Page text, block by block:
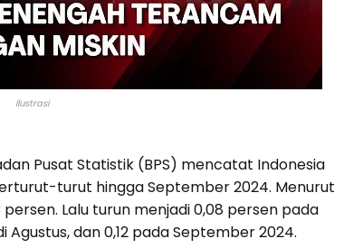
Ilustrasi
Pusat Statistik (BPS) mencatat Indonesia
turut hingga September 2024. Menurut
persen. Lalu turun menjadi 0,08 persen pada
Agustus, dan 0,12 pada September 2024.